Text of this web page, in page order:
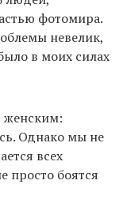
фотомира.
невелик,
в моих силах
женским:
Однако мы не
всех
просто боятся